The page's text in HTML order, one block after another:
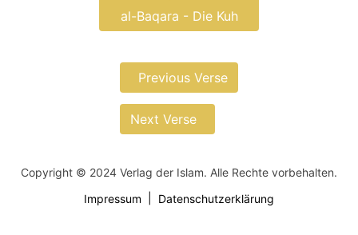
al-Baqara - Die Kuh
Previous Verse
Next Verse
Copyright © 2024 Verlag der Islam. Alle Rechte vorbehalten.
Impressum
Datenschutzerklärung